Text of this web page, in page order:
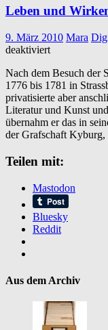
Leben und
9. März 2010 Mara
deaktiviertfür
und
Wirken
des
Stadtphysicus
Ulrich
Hegner
Nach dem Besuch der
1776 bis 1781 in
privatisierte aber
Literatur und Kunst
übernahm er das in
der Grafschaft Kyburg,
Teilen mit:
Mastodon
Bluesky
Reddit
Aus dem Archiv